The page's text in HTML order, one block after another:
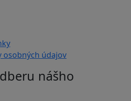
osobných údajov
nášho